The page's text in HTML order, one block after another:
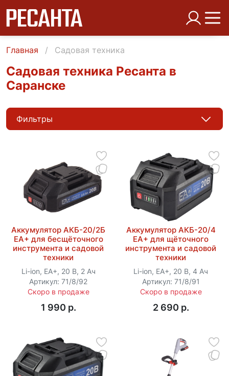
Главная Садовая техника
Садовая техника Ресанта в
Саранске
Фильтры
Аккумулятор АКБ-20/2Б
EA+ для бесщёточного
инструмента и садовой
техники
Li-ion, EA+, 20 В, 2 Ач
Артикул: 71/8/92
Скоро в продаже
1 990 p.
Аккумулятор АКБ-20/4
EA+ для щёточного
инструмента и садовой
техники
Li-ion, EA+, 20 В, 4 Ач
Артикул: 71/8/91
Скоро в продаже
2 690 p.